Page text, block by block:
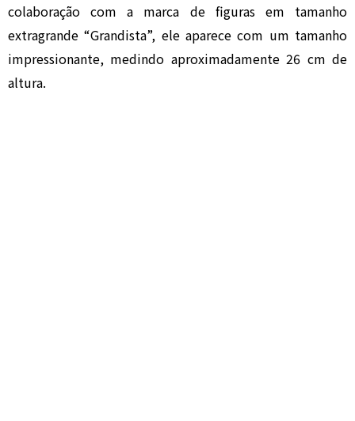
colaboração com a marca de figuras em tamanho
extragrande “Grandista”, ele aparece com um tamanho
impressionante, medindo aproximadamente 26 cm de
altura.